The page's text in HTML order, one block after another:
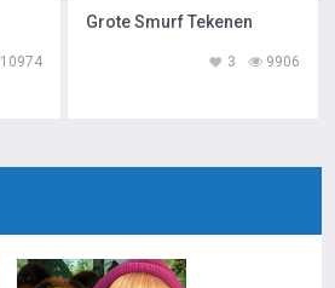
10974
Grote Smurf Tekenen
9906
3